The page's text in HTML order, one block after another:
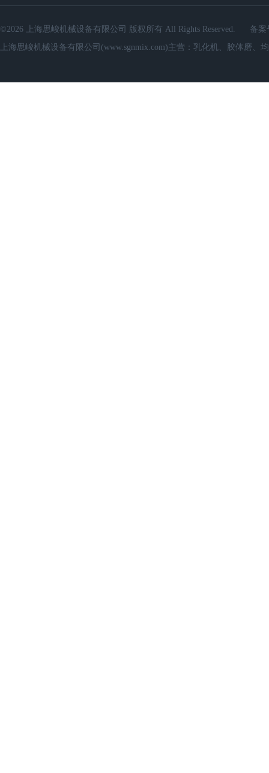
©2026 上海思峻机械设备有限公司 版权所有 All Rights Reserved.
备案
上海思峻机械设备有限公司(www.sgnmix.com)主营：乳化机、胶体磨